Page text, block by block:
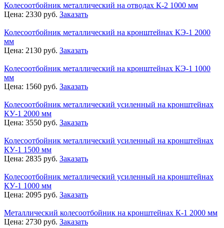
Колесоотбойник металлический на отводах К-2 1000 мм
Цена: 2330 руб. Заказать
Колесоотбойник металлический на кронштейнах КЭ-1 2000
мм
Цена: 2130 руб. Заказать
Колесоотбойник металлический на кронштейнах КЭ-1 1000
мм
Цена: 1560 руб. Заказать
Колесоотбойник металлический усиленный на кронштейнах
КУ-1 2000 мм
Цена: 3550 руб. Заказать
Колесоотбойник металлический усиленный на кронштейнах
КУ-1 1500 мм
Цена: 2835 руб. Заказать
Колесоотбойник металлический усиленный на кронштейнах
КУ-1 1000 мм
Цена: 2095 руб. Заказать
Металлический колесоотбойник на кронштейнах К-1 2000 мм
Цена: 2730 руб. Заказать